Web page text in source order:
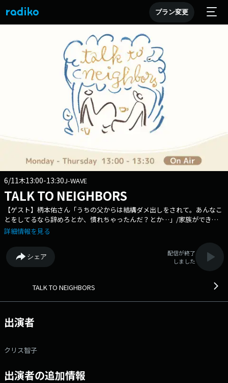
プラン変更
6/11木13:00-13:30J-WAVE
TALK TO NEIGHBORS
【ゲスト】柄本佑さん「うちの父からは結構ダメ出しをされて。あんなこ
とをしてるなら辞めろとか、慣れちゃったんだ？とか…」/家族ができて
変わる“父親”役の佇まい/始めたばかりの趣味 心地よい雰囲気を大切
ショナル、 クリス智子が毎週一組のゲストをお迎えして、よりじっくり
と、より濃密なトークをお届けする番組。 毎週金曜日には、放送された
内容に加え、Podcastでしか聞けないお話も交えて配信します。 今年
で、 6月19日公開予定の映画『黒牢城』など、話題の次々と作品に出演
に変化は…？ そして、最近始めたばかりという、柄本佑さん最新の趣味
についても伺っていきます。 一見、意外な印象を受けながらも実は“映
WOOL & THE PANTS 柄本佑
詳細情報を見る
シェア
配信が終了
しました
TALK TO NEIGHBORS
出演者
クリス智子
出演者の追加情報